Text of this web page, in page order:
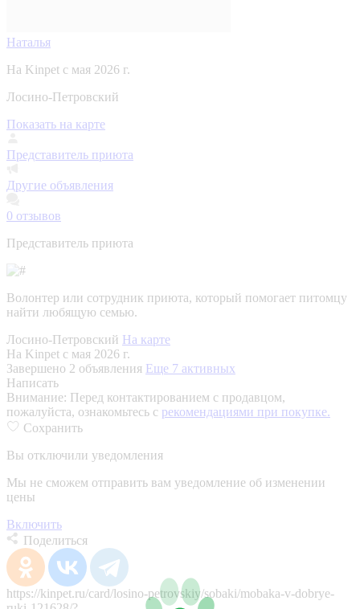
Наталья
На Kinpet c мая 2026 г.
Лосино-Петровский
Показать на карте
Представитель приюта
Другие объявления
0 отзывов
Представитель приюта
Волонтер или сотрудник приюта, который помогает питомцу
найти любящую семью.
Лосино-Петровский На карте
На Kinpet c мая 2026 г.
Завершено 2 объявления Еще 7 активных
Написать
Внимание: Перед контактированием с продавцом,
пожалуйста, ознакомьтесь с рекомендациями при покупке.
Сохранить
Вы отключили уведомления
Мы не сможем отправить вам уведомление об изменении
цены
Включить
Поделиться
https://kinpet.ru/card/losino-petrovskiy/sobaki/mobaka-v-dobrye-